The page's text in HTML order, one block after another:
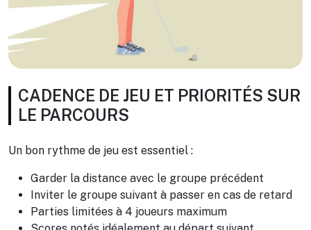
CADENCE DE JEU ET PRIORITÉS SUR
LE PARCOURS
Un bon rythme de jeu est essentiel :
Garder la distance avec le groupe précédent
Inviter le groupe suivant à passer en cas de retard
Parties limitées à 4 joueurs maximum